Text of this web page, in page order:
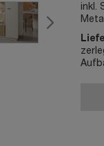
inkl.
Metall